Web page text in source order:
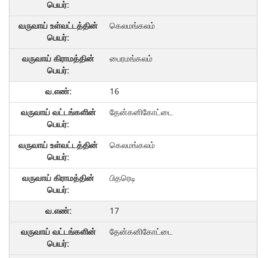
கெலமங்கலம்
பைரமங்கலம்
16
தேன்கனிகோட்டை
கெலமங்கலம்
பிதரெடி
17
தேன்கனிகோட்டை